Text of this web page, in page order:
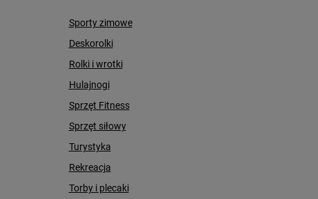
Sporty zimowe
Deskorolki
Rolki i wrotki
Hulajnogi
Sprzęt Fitness
Sprzęt siłowy
Turystyka
Rekreacja
Torby i plecaki